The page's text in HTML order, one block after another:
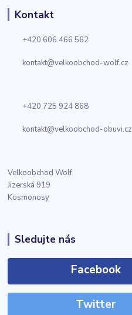
Kontakt
+420 606 466 562
kontakt@velkoobchod-wolf.cz
+420 725 924 868
kontakt@velkoobchod-obuvi.cz
Velkoobchod Wolf
Jizerská 919
Kosmonosy
Sledujte nás
Facebook
Twitter